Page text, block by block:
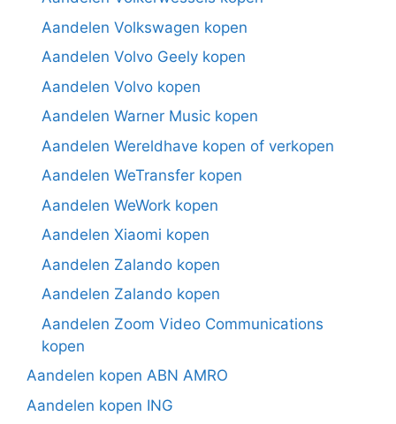
Aandelen Volkswagen kopen
Aandelen Volvo Geely kopen
Aandelen Volvo kopen
Aandelen Warner Music kopen
Aandelen Wereldhave kopen of verkopen
Aandelen WeTransfer kopen
Aandelen WeWork kopen
Aandelen Xiaomi kopen
Aandelen Zalando kopen
Aandelen Zalando kopen
Aandelen Zoom Video Communications
kopen
Aandelen kopen ABN AMRO
Aandelen kopen ING